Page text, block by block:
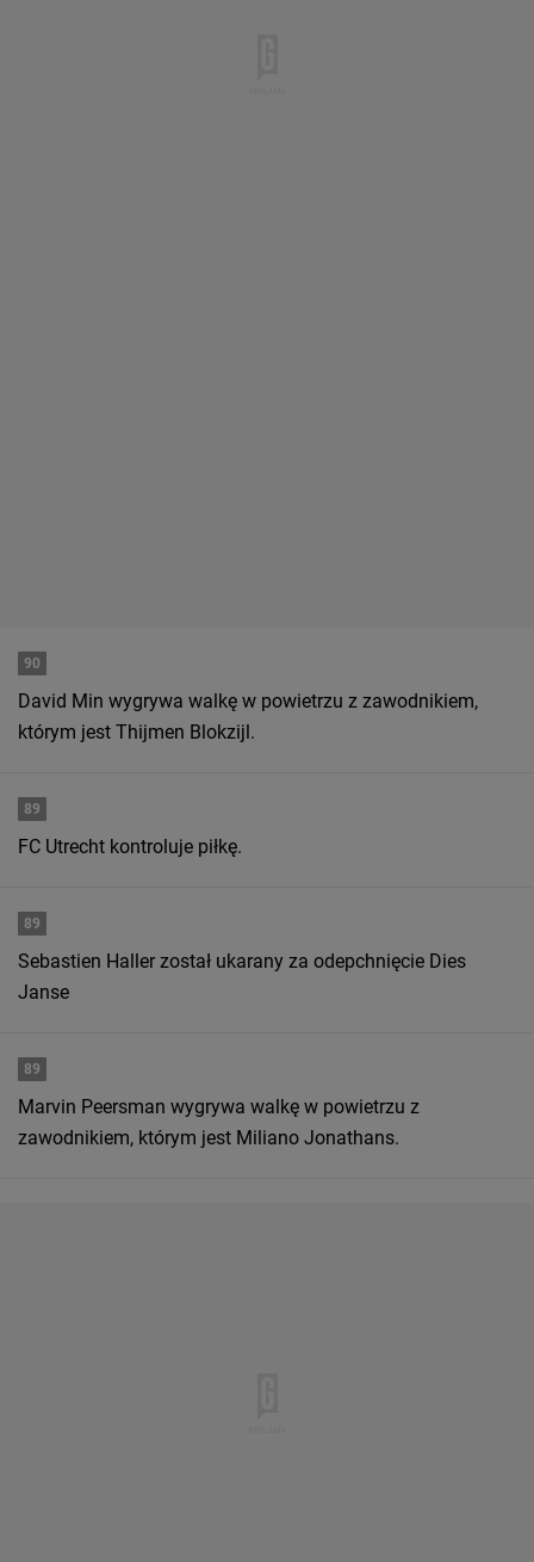
90
David Min wygrywa walkę w powietrzu z zawodnikiem,
którym jest Thijmen Blokzijl.
89
FC Utrecht kontroluje piłkę.
89
Sebastien Haller został ukarany za odepchnięcie Dies
Janse
89
Marvin Peersman wygrywa walkę w powietrzu z
zawodnikiem, którym jest Miliano Jonathans.